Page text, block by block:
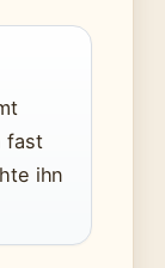
fast
ihn